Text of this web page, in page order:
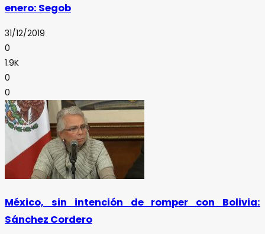
enero: Segob
31/12/2019
0
1.9K
0
0
México, sin intención de romper con Bolivia:
Sánchez Cordero